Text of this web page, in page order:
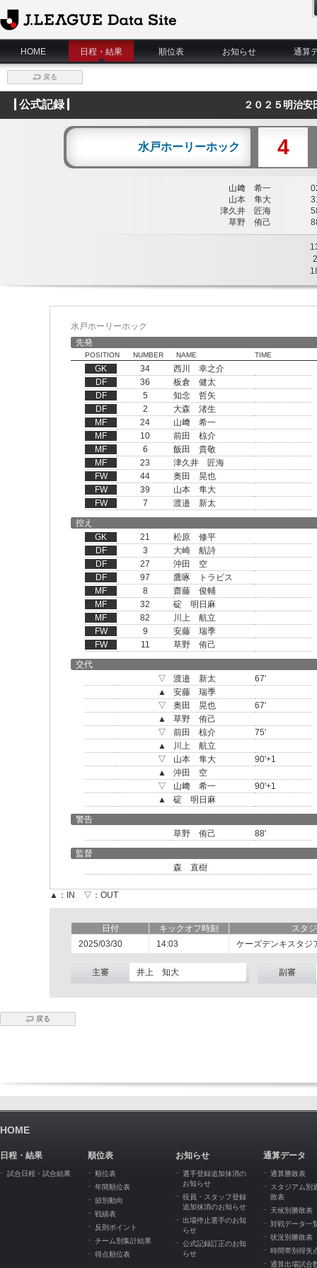
J.League Data Site
HOME
日程・結果 順位表 お知らせ 通算
戻る
公式記録 ２０２５明治
水戸ホーリーホック 4
山﨑 希一
山本 隼大
津久井 匠海
草野 侑己
2
水戸ホーリーホック
先発
POSITION NUMBER NAME TIME
GK 34
西川 幸之介
DF
36
板倉 健太
DF
5
知念 哲矢
DF
2
大森 渚生
MF
24
山﨑 希一
MF
10
前田 椋介
MF
6
飯田 貴敬
MF
23
津久井 匠海
FW
44
奥田 晃也
FW
39
山本 隼大
FW
7
渡邉 新太
控え
GK
21
松原 修平
DF
3
大崎 航詩
DF
27
沖田 空
DF
97
鷹啄 トラビス
MF
8
齋藤 俊輔
MF
32
碇 明日麻
MF
82
川上 航立
FW
9
安藤 瑞季
FW
11
草野 侑己
交代
▽
渡邉 新太
67'
▲
安藤 瑞季
▽
奥田 晃也
67'
▲
草野 侑己
▽
前田 椋介
75'
▲
川上 航立
▽
山本 隼大
90'+1
▲
沖田 空
▽
山﨑 希一
90'+1
▲
碇 明日麻
警告
草野 侑己
88'
監督
森 直樹
▲：IN ▽：OUT
日付 キックオフ時刻
スタ
2025/03/30
14:03 ケーズデンキスタジ
主審 井上 知大 副審
戻る
HOME
日程・結果
試合日程・試合結果
順位表
順位表
年間順位表
節別動向
戦績表
反則ポイント
チーム別集計結果
得点順位表
お知らせ
選手登録追加抹消の
お知らせ
役員・スタッフ登録
追加抹消のお知らせ
出場停止選手のお知
らせ
公式記録訂正のお知
らせ
通算データ
通算勝敗表
スタジアム別
敗表
天候別勝敗表
対戦データ一
状況別勝敗表
時間帯別得失
通算出場試合